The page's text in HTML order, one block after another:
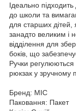
Ідеально
до школи та
для старших дітей,
занадто великим і
відділення для
боків, що
Ручки регулюються
рюкзак у зручному
Бренд: MIC
Паковання: Пакет